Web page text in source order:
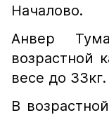
Началово.
Анвер
возрастной
весе до 33кг.
В